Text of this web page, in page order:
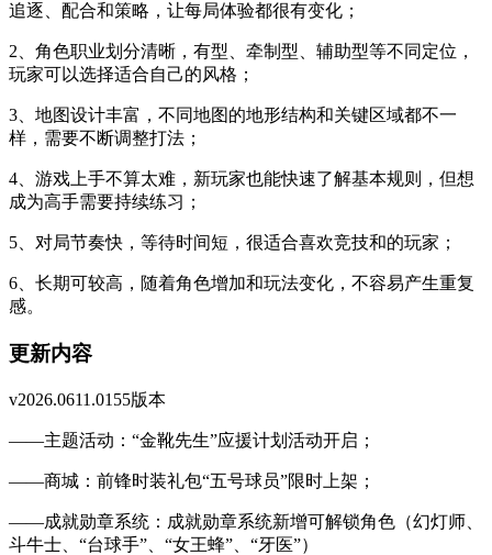
追逐、配合和策略，让每局体验都很有变化；
2、角色职业划分清晰，有型、牵制型、辅助型等不同定位，
玩家可以选择适合自己的风格；
3、地图设计丰富，不同地图的地形结构和关键区域都不一
样，需要不断调整打法；
4、游戏上手不算太难，新玩家也能快速了解基本规则，但想
成为高手需要持续练习；
5、对局节奏快，等待时间短，很适合喜欢竞技和的玩家；
6、长期可较高，随着角色增加和玩法变化，不容易产生重复
感。
更新内容
v2026.0611.0155版本
——主题活动：“金靴先生”应援计划活动开启；
——商城：前锋时装礼包“五号球员”限时上架；
——成就勋章系统：成就勋章系统新增可解锁角色（幻灯师、
斗牛士、“台球手”、“女王蜂”、“牙医”）